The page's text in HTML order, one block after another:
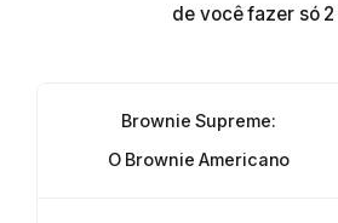
de você fazer só 2
Brownie Supreme:
O Brownie Americano